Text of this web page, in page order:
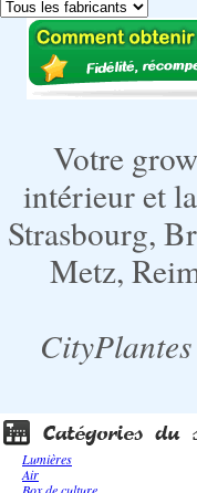
Votre
intérieur et
Strasbourg,
Metz,
Lumières
Air